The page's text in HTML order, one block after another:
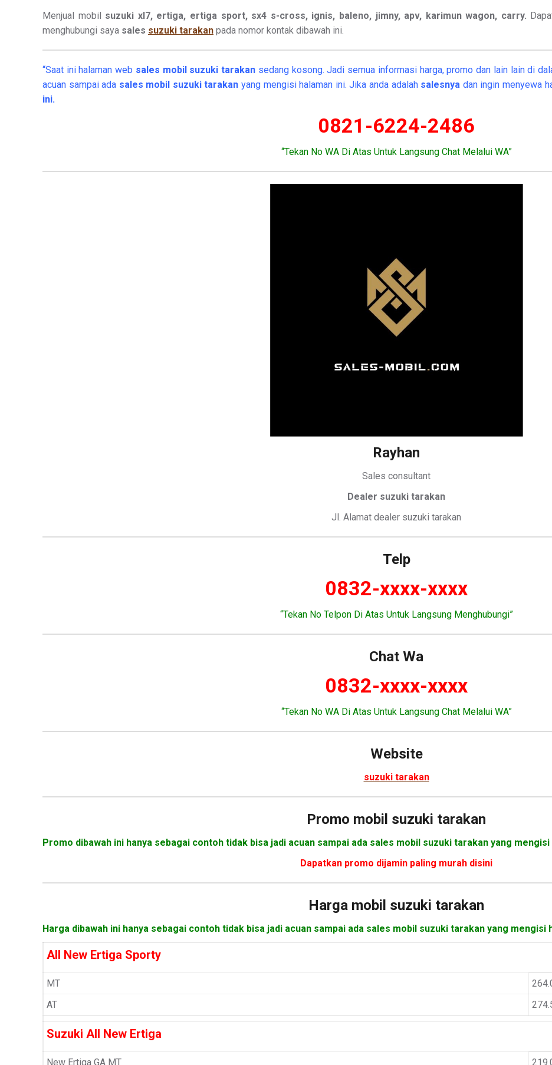
Menjual mobil suzuki xl7, ertiga, ertiga sport, sx4 s-cross, ignis, baleno, jimny, apv, karimun wagon, carry.
menghubungi saya sales suzuki tarakan pada nomor kontak dibawah ini.
“Saat ini halaman web sales mobil suzuki tarakan sedang kosong. Jadi semua informasi harga, promo dan lain lain di
acuan sampai ada sales mobil suzuki tarakanyang mengisi halaman ini. Jika anda adalah salesnya dan ingin menyewa
ini.
0821-6224-2486
“Tekan No WA Di Atas Untuk Langsung Chat Melalui WA”
Rayhan
Sales consultant
Dealer suzuki tarakan
Jl. Alamat dealer suzuki tarakan
Telp
0832-xxxx-xxxx
“Tekan No Telpon Di Atas Untuk Langsung Menghubungi”
Chat Wa
0832-xxxx-xxxx
“Tekan No WA Di Atas Untuk Langsung Chat Melalui WA”
Website
suzuki tarakan
Promo mobil suzuki tarakan
Promo dibawah ini hanya sebagai contoh tidak bisa jadi acuan sampai ada sales mobil suzuki tarakan yang mengisi
Dapatkan promo dijamin paling murah disini
Harga mobil suzuki tarakan
Harga dibawah ini hanya sebagai contoh tidak bisa jadi acuan sampai ada sales mobil suzuki tarakan yang mengisi
All New Ertiga Sporty
MT
AT
Suzuki All New Ertiga
New Ertiga GA MT